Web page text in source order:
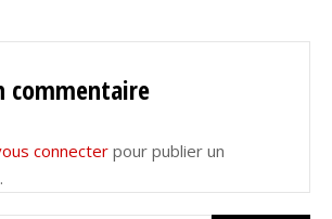
commentaire
connecter pour publier un